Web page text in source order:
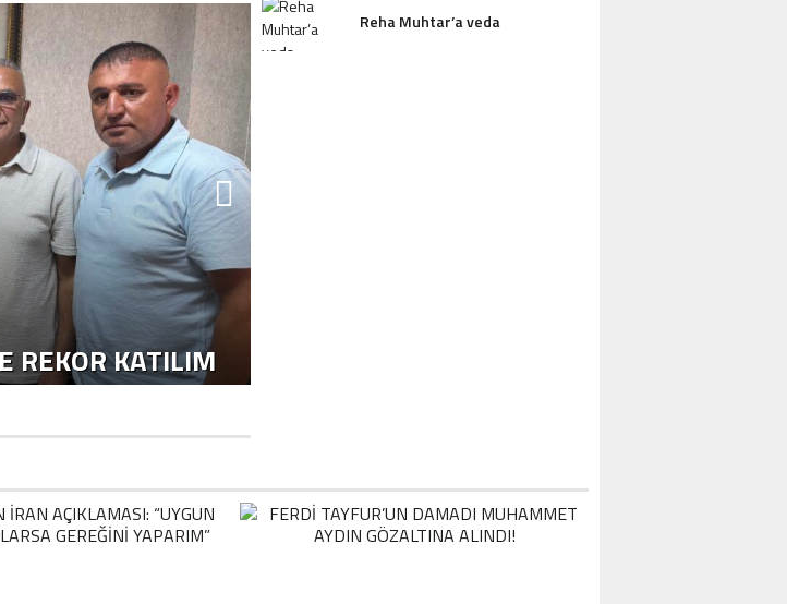
REKOR KATILIM
KAZDAĞLARI’NIN GÖZDESI ANTIK
HOTEL MISAFIRLERINDEN TAM NOT
Reha Muhtar’a veda